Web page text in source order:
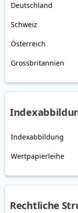
Deutschland
Schweiz
Österreich
Grossbritannien
Indexabbildung
Wertpapierleihe
Rechtliche